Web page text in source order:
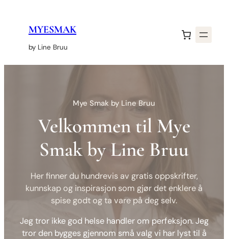
innholdMYESMAK
by Line Bruu
Mye Smak by Line Bruu
Velkommen til Mye
Smak by Line Bruu
Her finner du hundrevis av gratis oppskrifter,
kunnskap og inspirasjon som gjør det enklere å
spise godt og ta vare på deg selv.
Jeg tror ikke god helse handler om perfeksjon. Jeg
tror den bygges gjennom små valg vi har lyst til å